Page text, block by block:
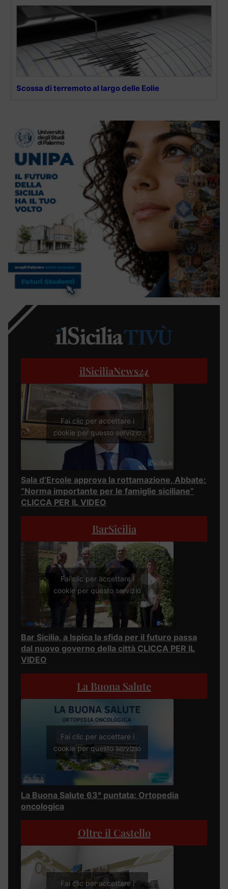
Scossa di terremoto al largo delle Eolie
ilSiciliaNews24
Fai clic per accettare i
cookie per questo servizio
Sala d’Ercole approva la rottamazione, Abbate:
“Norma importante per le famiglie siciliane”
CLICCA PER IL VIDEO
BarSicilia
Fai clic per accettare i
cookie per questo servizio
Bar Sicilia, a Ispica la sfida per il futuro passa
dal nuovo governo della città CLICCA PER IL
VIDEO
La Buona Salute
Fai clic per accettare i
cookie per questo servizio
La Buona Salute 63° puntata: Ortopedia
oncologica
Oltre il Castello
Fai clic per accettare i